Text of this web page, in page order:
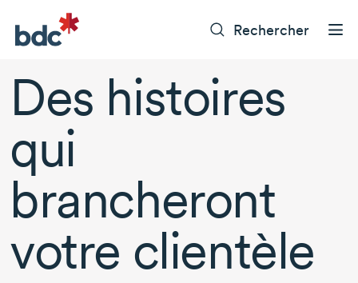
Rechercher
Des histoires
qui
brancheront
votre clientèle